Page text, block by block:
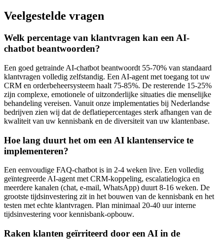
Veelgestelde vragen
Welk percentage van klantvragen kan een AI-
chatbot beantwoorden?
Een goed getrainde AI-chatbot beantwoordt 55-70% van standaard
klantvragen volledig zelfstandig. Een AI-agent met toegang tot uw
CRM en orderbeheersysteem haalt 75-85%. De resterende 15-25%
zijn complexe, emotionele of uitzonderlijke situaties die menselijke
behandeling vereisen. Vanuit onze implementaties bij Nederlandse
bedrijven zien wij dat de deflatiepercentages sterk afhangen van de
kwaliteit van uw kennisbank en de diversiteit van uw klantenbase.
Hoe lang duurt het om een AI klantenservice te
implementeren?
Een eenvoudige FAQ-chatbot is in 2-4 weken live. Een volledig
geïntegreerde AI-agent met CRM-koppeling, escalatielogica en
meerdere kanalen (chat, e-mail, WhatsApp) duurt 8-16 weken. De
grootste tijdsinvestering zit in het bouwen van de kennisbank en het
testen met echte klantvragen. Plan minimaal 20-40 uur interne
tijdsinvestering voor kennisbank-opbouw.
Raken klanten geïrriteerd door een AI in de